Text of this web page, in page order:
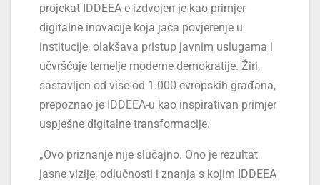
projekat IDDEEA-e izdvojen je kao primjer
digitalne inovacije koja jača povjerenje u
institucije, olakšava pristup javnim uslugama i
učvršćuje temelje moderne demokratije. Žiri,
sastavljen od više od 1.000 evropskih građana,
prepoznao je IDDEEA-u kao inspirativan primjer
uspješne digitalne transformacije.
„Ovo priznanje nije slučajno. Ono je rezultat
jasne vizije, odlučnosti i znanja s kojim IDDEEA